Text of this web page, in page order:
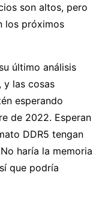
son altos, pero
los próximos
último análisis
y las cosas
esperando
de 2022. Esperan
DDR5 tengan
haría la memoria
que podría